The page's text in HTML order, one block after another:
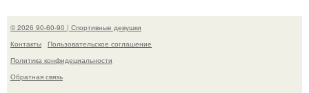
© 2026 90-60-90 | Спортивные девушки
Контакты
Пользовательское соглашение
Политика конфидециальности
Обратная связь